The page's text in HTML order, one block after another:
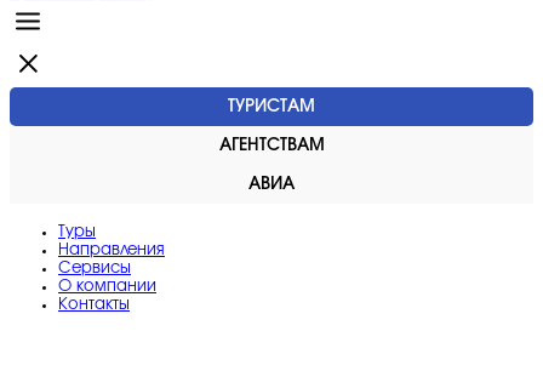
ТУРИСТАМ
АГЕНТСТВАМ
АВИА
Туры
Направления
Сервисы
O компании
Контакты